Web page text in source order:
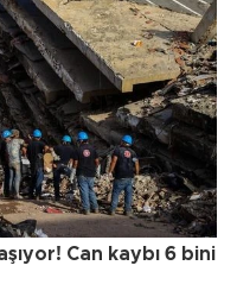
Can kaybı 6 bini